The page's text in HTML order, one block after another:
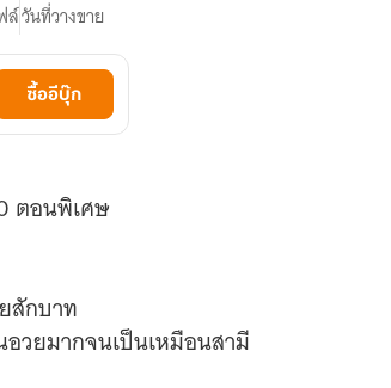
ล์วันที่วางขาย
ซื้ออีบุ๊ก
ตอนพิเศษ
สักบาท
วยมากจนเป็นเหมือนสามี